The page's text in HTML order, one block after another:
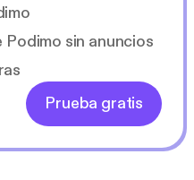
sin anuncios
Prueba gratis